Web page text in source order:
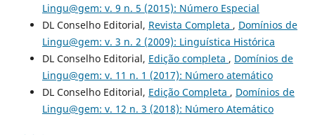
Lingu@gem: v. 9 n. 5 (2015): Número Especial
DL Conselho Editorial, Revista Completa , Domínios de
Lingu@gem: v. 3 n. 2 (2009): Linguística Histórica
DL Conselho Editorial, Edição completa , Domínios de
Lingu@gem: v. 11 n. 1 (2017): Número atemático
DL Conselho Editorial, Edição Completa , Domínios de
Lingu@gem: v. 12 n. 3 (2018): Número Atemático